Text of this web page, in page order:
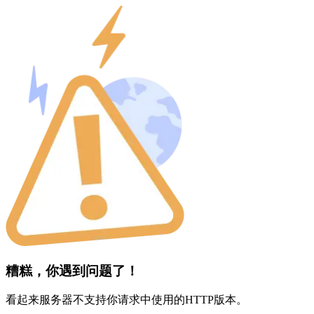
糟糕，你遇到问题了！
看起来服务器不支持你请求中使用的HTTP版本。